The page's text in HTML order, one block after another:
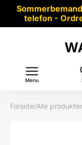
telefon -
Menu
Forside/Alle produkter